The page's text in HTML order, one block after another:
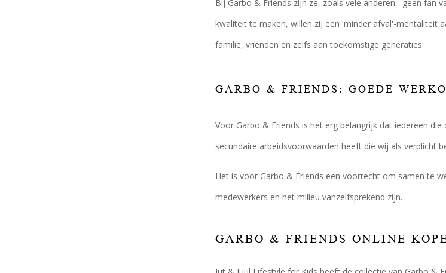
Bij Garbo & Friends zijn ze, zoals vele anderen, geen fan
kwaliteit te maken, willen zij een 'minder afval'-mentaliteit
familie, vrienden en zelfs aan toekomstige generaties.
GARBO & FRIENDS: GOEDE
Voor Garbo & Friends is het erg belangrijk dat iedereen
secundaire arbeidsvoorwaarden heeft die wij als verplicht
Het is voor Garbo & Friends een voorrecht om samen te
medewerkers en het milieu vanzelfsprekend zijn.
GARBO & FRIENDS ONLINE